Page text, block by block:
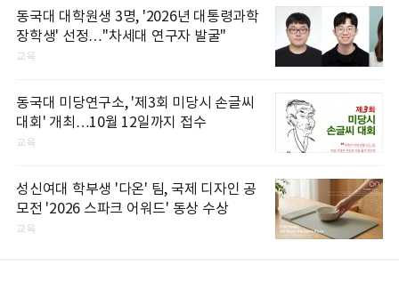
동국대 대학원생 3명, '2026년 대통령과학
장학생' 선정…"차세대 연구자 발굴"
교육
동국대 미당연구소, '제3회 미당시 손글씨
대회' 개최…10월 12일까지 접수
교육
성신여대 학부생 '다온' 팀, 국제 디자인 공
모전 '2026 스파크 어워드' 동상 수상
교육